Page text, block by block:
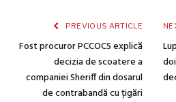
PREVIOUS ARTICLE
Fost procuror PCCOCS explică
decizia de scoatere a
companiei Sheriff din dosarul
de contrabandă cu țigări